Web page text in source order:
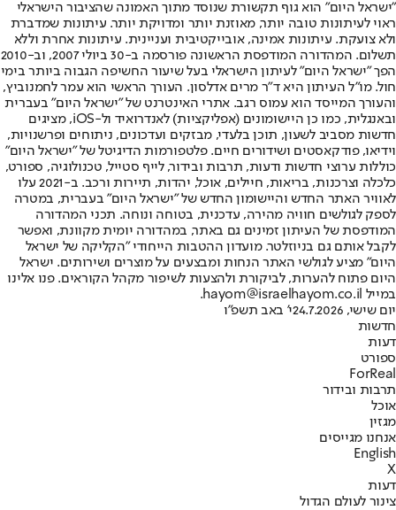
"ישראל היום" הוא גוף תקשורת שנוסד מתוך האמונה שהציבור הישראלי
ראוי לעיתונות טובה יותר, מאוזנת יותר ומדויקת יותר. עיתונות שמדברת
ולא צועקת. עיתונות אמינה, אובייקטיבית ועניינית. עיתונות אחרת וללא
תשלום. המהדורה המודפסת הראשונה פורסמה ב-30 ביולי 2007, וב-2010
הפך "ישראל היום" לעיתון הישראלי בעל שיעור החשיפה הגבוה ביותר בימי
חול. מו"ל העיתון היא ד"ר מרים אדלסון. העורך הראשי הוא עמר לחמנוביץ,
והעורך המייסד הוא עמוס רגב. אתרי האינטרנט של "ישראל היום" בעברית
ובאנגלית, כמו כן היישומונים (אפליקציות) לאנדרואיד ול-iOS, מציגים
חדשות מסביב לשעון, תוכן בלעדי, מבזקים ועדכונים, ניתוחים ופרשנויות,
וידיאו, פודקאסטים ושידורים חיים. פלטפורמות הדיגיטל של "ישראל היום"
כוללות ערוצי חדשות ודעות, תרבות ובידור, לייף סטייל, טכנולוגיה, ספורט,
כלכלה וצרכנות, בריאות, חיילים, אוכל, יהדות, תיירות ורכב. ב-2021 עלו
לאוויר האתר החדש והיישומון החדש של "ישראל היום" בעברית, במטרה
לספק לגולשים חוויה מהירה, עדכנית, בטוחה ונוחה. תכני המהדורה
המודפסת של העיתון זמינים גם באתר, במהדורה יומית מקוונת, ואפשר
לקבל אותם גם בניוזלטר. מועדון ההטבות הייחודי "הקליקה של ישראל
היום" מציע לגולשי האתר הנחות ומבצעים על מוצרים ושירותים. ישראל
היום פתוח להערות, לביקורת ולהצעות לשיפור מקהל הקוראים. פנו אלינו
במייל hayom@israelhayom.co.il.
יום שישי, 24.7.2026
י' באב תשפ"ו
חדשות
דעות
ספורט
ForReal
תרבות ובידור
אוכל
מגזין
אנחנו מגייסים
English
X
דעות
צינור לעולם הגדול